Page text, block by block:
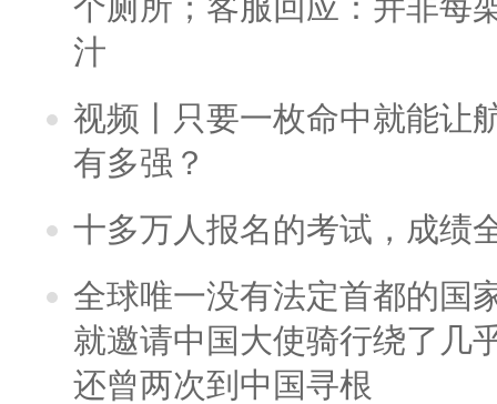
汁
视频丨只要一枚命中就能让
有多强？
十多万人报名的考试，成绩
全球唯一没有法定首都的国
就邀请中国大使骑行绕了几
还曾两次到中国寻根